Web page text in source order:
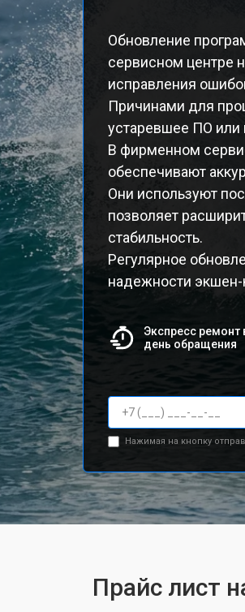
Обновление
сервисном центре
исправления
Причинами для
устаревшее ПО или
В фирменном
обеспечивают
Они используют
позволяет
стабильность.
Регулярное
надежности
Экспресс ремонт
день обращения
Нажимая на кнопку
Прайс лист